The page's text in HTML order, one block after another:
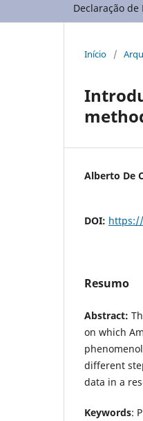
Declaração de
Início /
Alberto De
DOI: https://
Resumo
Abstract:
on which
different
data in a
Keywords: